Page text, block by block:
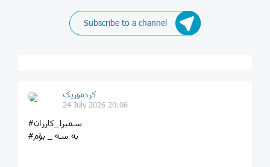
Subscribe to a channel
کردموزیک
24 July 2026 20:06
#سمیرا_کارزان
#به سه _ بۆم